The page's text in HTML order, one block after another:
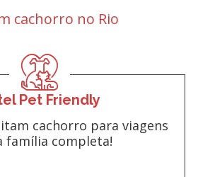
cachorro no Rio
Pet Friendly
cachorro para viagens
família completa!